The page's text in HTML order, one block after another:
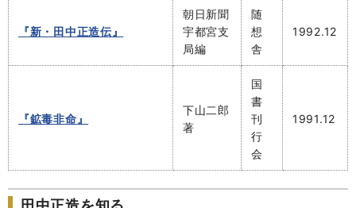
『新・田中正造伝』
朝日新聞
宇都宮支
局編
随
想
舎
1992.12
『鉱毒非命』
下山二郎
著
国
書
刊
行
会
1991.12